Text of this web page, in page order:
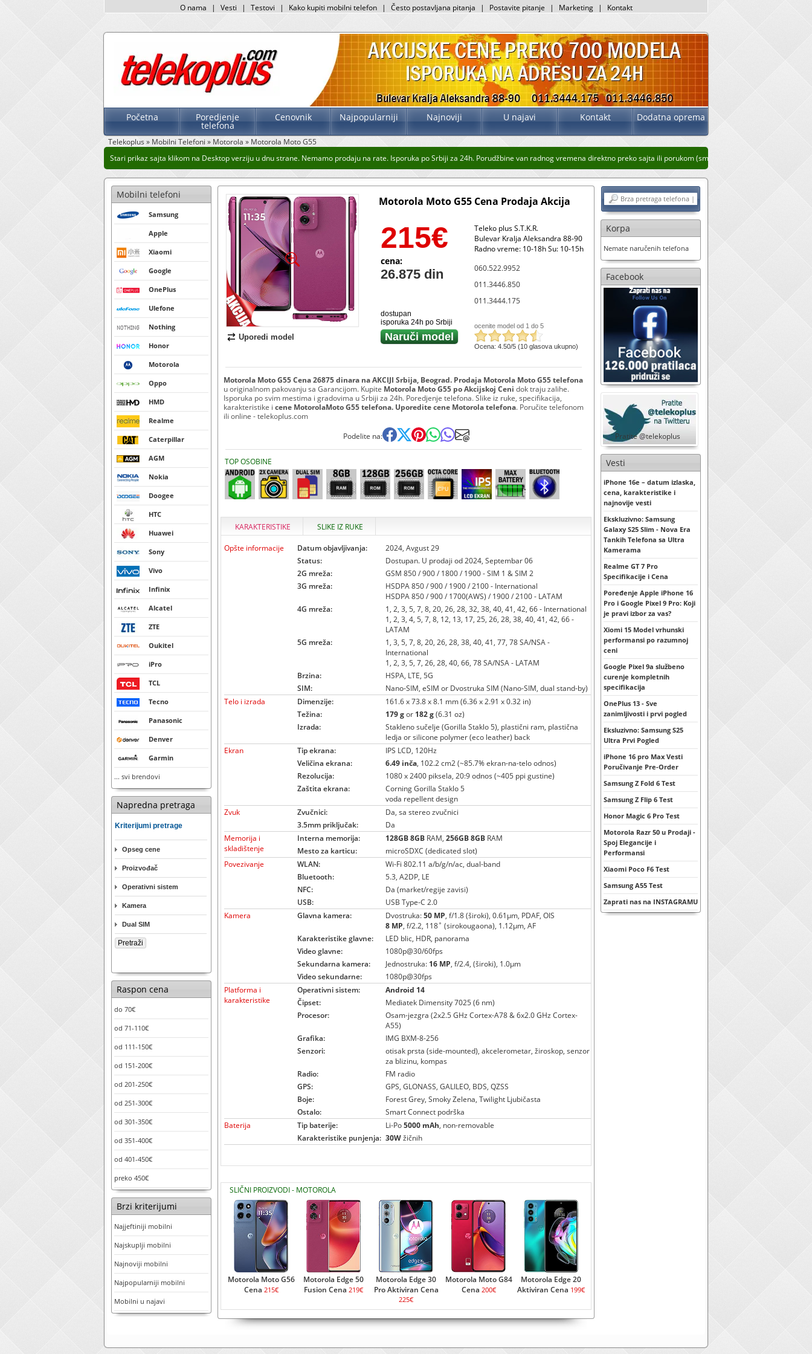
O nama | Vesti | Testovi | Kako kupiti mobilni telefon | Često postavljana pitanja | Postavite pitanje | Marketing | Kontakt
Početna Poredjenje
telefona
Cenovnik Najpopularniji Najnoviji U najavi Kontakt Dodatna oprema
Telekoplus» Mobilni Telefoni » Motorola » Motorola Moto G55
Stari prikaz sajta klikom na Desktop verziju u dnu strane. Nemamo prodaju na rate. Isporuka po Srbiji za 24h. Porudžbine van radnog vremena direktno preko sajta ili porukom (sms, whatsup, viber)
Mobilni telefoni
Samsung
Apple
Xiaomi
Google
OnePlus
Ulefone
Nothing
Honor
Motorola
Oppo
HMD
Realme
Caterpillar
AGM
Nokia
Doogee
HTC
Huawei
Sony
Vivo
Infinix
Alcatel
ZTE
Oukitel
iPro
TCL
Tecno
Panasonic
Denver
Garmin
... svi brendovi
Napredna pretraga
Kriterijumi pretrage
Opseg cene
Proizvođač
Operativni sistem
Kamera
Dual SIM
Raspon cena
do 70€
od 71-110€
od 111-150€
od 151-200€
od 201-250€
od 251-300€
od 301-350€
od 351-400€
od 401-450€
preko 450€
Brzi kriterijumi
Najjeftiniji mobilni
Najskuplji mobilni
Najnoviji mobilni
Najpopularniji mobilni
Mobilni u najavi
Uporedi model
Motorola Moto G55 Cena Prodaja Akcija
215€
cena:
26.875 din
dostupan
isporuka 24h po Srbiji
Naruči model
Teleko plus S.T.K.R.
Bulevar Kralja Aleksandra 88-90
Radno vreme: 10-18h Su: 10-15h
060.522.9952
011.3446.850
011.3444.175
ocenite model od 1 do 5
Ocena: 4.50/5 (10 glasova ukupno)
Motorola Moto G55 Cena 26875 dinara na AKCIJI Srbija, Beograd. Prodaja Motorola Moto G55 telefona
u originalnom pakovanju sa Garancijom. Kupite Motorola Moto G55 po Akcijskoj Ceni dok traju zalihe.
Isporuka po svim mestima i gradovima u Srbiji za 24h. Poredjenje telefona. Slike iz ruke, specifikacija,
karakteristike i cene MotorolaMoto G55 telefona. Uporedite cene Motorola telefona. Poručite telefonom
ili online - telekoplus.com
Podelite na:
TOP OSOBINE
KARAKTERISTIKE SLIKE IZ RUKE
Opšte informacije Datum objavljivanja:
2024, Avgust 29
Status:
Dostupan. U prodaji od 2024, Septembar 06
2G mreža:
GSM 850 / 900 / 1800 / 1900 - SIM 1 & SIM 2
3G mreža:
HSDPA 850 / 900 / 1900 / 2100 - International
HSDPA 850 / 900 / 1700(AWS) / 1900 / 2100 - LATAM
4G mreža:
1, 2, 3, 5, 7, 8, 20, 26, 28, 32, 38, 40, 41, 42, 66 - International
1, 2, 3, 4, 5, 7, 8, 12, 13, 17, 25, 26, 28, 38, 40, 41, 42, 66 -
LATAM
5G mreža:
1, 3, 5, 7, 8, 20, 26, 28, 38, 40, 41, 77, 78 SA/NSA -
International
1, 2, 3, 5, 7, 26, 28, 40, 66, 78 SA/NSA - LATAM
Brzina:
HSPA, LTE, 5G
SIM:
Nano-SIM, eSIM or Dvostruka SIM (Nano-SIM, dual stand-by)
Telo i izrada
Dimenzije:
161.6 x 73.8 x 8.1 mm (6.36 x 2.91 x 0.32 in)
Težina:
179 gor 182 g(6.31 oz)
Izrada:
Stakleno sučelje (Gorilla Staklo 5), plastični ram, plastična
ledja or silicone polymer (eco leather) back
Ekran
Tip ekrana:
IPS LCD, 120Hz
Veličina ekrana:
6.49 inča, 102.2 cm2 (~85.7% ekran-na-telo odnos)
Rezolucija:
1080 x 2400 piksela, 20:9 odnos (~405 ppi gustine)
Zaštita ekrana:
Corning Gorilla Staklo 5
voda repellent design
Zvuk
Zvučnici:
Da, sa stereo zvučnici
3.5mm priključak:
Da
Memorija i
skladištenje
Interna memorija: 128GB8GB RAM,256GB8GB RAM
Mesto za karticu:
microSDXC (dedicated slot)
Povezivanje
WLAN:
Wi-Fi 802.11 a/b/g/n/ac, dual-band
Bluetooth:
5.3, A2DP, LE
NFC:
Da (market/regije zavisi)
USB:
USB Type-C 2.0
Kamera
Glavna kamera: Dvostruka:50 MP, f/1.8 (široki), 0.61µm, PDAF, OIS
8 MP, f/2.2, 118˚ (sirokougaona), 1.12µm, AF
Karakteristike glavne:
LED blic, HDR, panorama
Video glavne:
1080p@30/60fps
Sekundarna kamera:
Jednostruka: 16 MP, f/2.4, (široki), 1.0µm
Video sekundarne:
1080p@30fps
Platforma i
karakteristike
Operativni sistem:
Android 14
Čipset:
Mediatek Dimensity 7025 (6 nm)
Procesor:
Osam-jezgra (2x2.5 GHz Cortex-A78 & 6x2.0 GHz Cortex-
A55)
Grafika:
IMG BXM-8-256
Senzori:
otisak prsta (side-mounted), akcelerometar, žiroskop, senzor
za blizinu, kompas
Radio:
FM radio
GPS:
GPS, GLONASS, GALILEO, BDS, QZSS
Boje:
Forest Grey, Smoky Zelena, Twilight Ljubičasta
Ostalo:
Smart Connect podrška
Baterija
Tip baterije: Li-Po5000 mAh, non-removable
Karakteristike punjenja: 30Wžičnih
SLIČNI PROIZVODI - MOTOROLA
Motorola Moto G56
Cena 215€
Motorola Edge 50
Fusion Cena 219€
Motorola Edge 30
Pro Aktiviran Cena
225€
Motorola Moto G84
Cena 200€
Motorola Edge 20
Aktiviran Cena 199€
Korpa
Nemate naručenih telefona
Facebook
Pratite @telekoplus
Vesti
iPhone 16e – datum izlaska,
cena, karakteristike i
najnovije vesti
Ekskluzivno: Samsung
Galaxy S25 Slim - Nova Era
Tankih Telefona sa Ultra
Kamerama
Realme GT 7 Pro
Specifikacije i Cena
Poređenje Apple iPhone 16
Pro i Google Pixel 9 Pro: Koji
je pravi izbor za vas?
Xiomi 15 Model vrhunski
performansi po razumnoj
ceni
Google Pixel 9a službeno
curenje kompletnih
specifikacija
OnePlus 13 - Sve
zanimljivosti i prvi pogled
Eksluzivno: Samsung S25
Ultra Prvi Pogled
iPhone 16 pro Max Vesti
Poručivanje Pre-Order
Samsung Z Fold 6 Test
Samsung Z Flip 6 Test
Honor Magic 6 Pro Test
Motorola Razr 50 u Prodaji -
Spoj Elegancije i
Performansi
Xiaomi Poco F6 Test
Samsung A55 Test
Zaprati nas na INSTAGRAMU